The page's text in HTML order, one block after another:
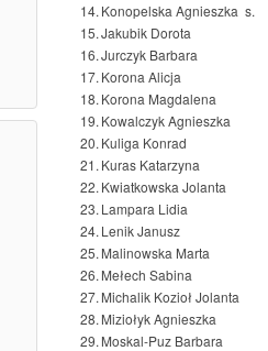
14. Konopelska Agnieszka s.
15.Jakubik Dorota
16.Jurczyk Barbara
17. Korona Alicja
18. Korona Magdalena
19. Kowalczyk Agnieszka
20. Kuliga Konrad
21. Kuras Katarzyna
22. Kwiatkowska Jolanta
23. Lampara Lidia
24. Lenik Janusz
25. Malinowska Marta
26. Mełech Sabina
27. Michalik Kozioł Jolanta
28. Miziołyk Agnieszka
29. Moskal-Puz Barbara